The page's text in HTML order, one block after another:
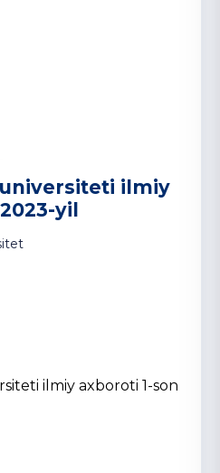
ilmiy
yil
ilmiy axboroti 1-son